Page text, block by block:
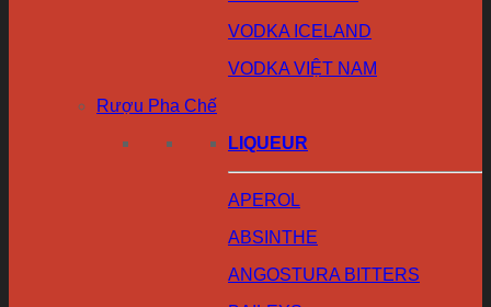
VODKA ICELAND
VODKA VIỆT NAM
Rượu Pha Chế
LIQUEUR
APEROL
ABSINTHE
ANGOSTURA BITTERS